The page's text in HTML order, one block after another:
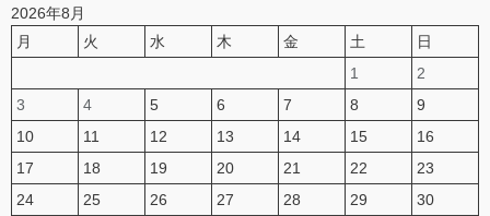
2026年8月
月
火 水 木 金 土
日
1
2
3
4 5 6 7 8
9
10
11 12 13 14 15
16
17
18 19 20 21 22
23
24
25 26 27 28 29
30